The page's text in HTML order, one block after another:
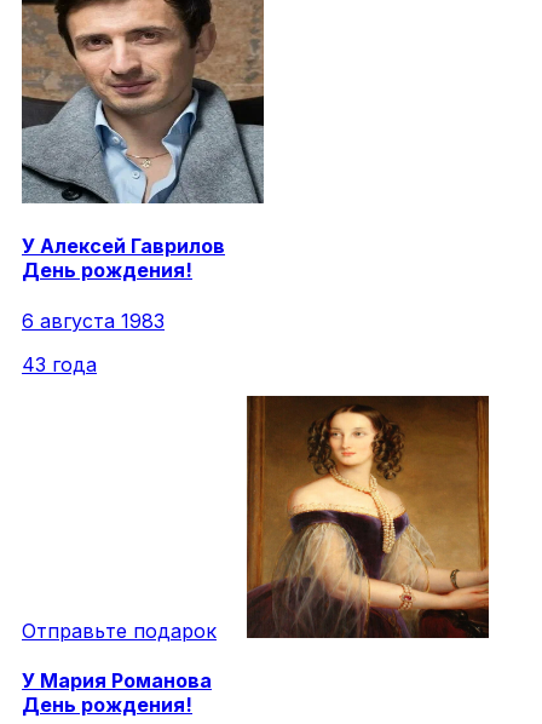
У Алексей Гаврилов
День рождения!
6 августа 1983
43 года
Отправьте подарок
У Мария Романова
День рождения!